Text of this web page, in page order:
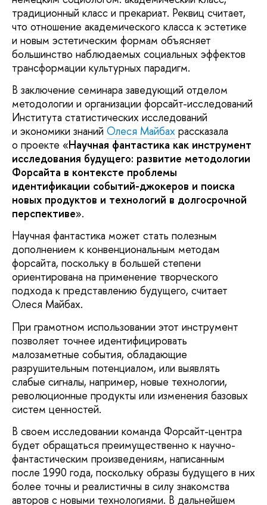
традиционный класс и прекариат. Реквиц считает,
что отношение академического класса к эстетике
и новым эстетическим формам объясняет
большинство наблюдаемых социальных эффектов
трансформации культурных парадигм.
В заключение семинара заведующий отделом
методологии и организации форсайт-исследований
Института статистических исследований
и экономики знаний Олеся Майбах рассказала
о проекте «Научная фантастика как инструмент
исследования будущего: развитие методологии
Форсайта в контексте проблемы
идентификации событий-джокеров и поиска
новых продуктов и технологий в долгосрочной
перспективе».
Научная фантастика может стать полезным
дополнением к конвенциональным методам
форсайта, поскольку в большей степени
ориентирована на применение творческого
подхода к представлению будущего, считает
Олеся Майбах.
При грамотном использовании этот инструмент
позволяет точнее идентифицировать
малозаметные события, обладающие
разрушительным потенциалом, или выявлять
слабые сигналы, например, новые технологии,
революционные продукты или изменения базовых
систем ценностей.
В своем исследовании команда Форсайт-центра
будет обращаться преимущественно к научно-
фантастическим произведениям, написанным
после 1990 года, поскольку образы будущего в них
более точны и реалистичны в силу знакомства
авторов с новыми технологиями. В дальнейшем